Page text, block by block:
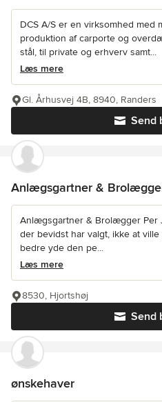
DCS A/S er en virksomhed med
produktion af carporte og
stål, til private og erhverv samt...
Læs mere
Send
Gl. Århusvej 4B, 8940, Randers
Anlægsgartner &
Anlægsgartner & Brolægger Per
der bevidst har valgt, ikke at
bedre yde den pe...
Læs mere
Send
8530, Hjortshøj
ønskehaver